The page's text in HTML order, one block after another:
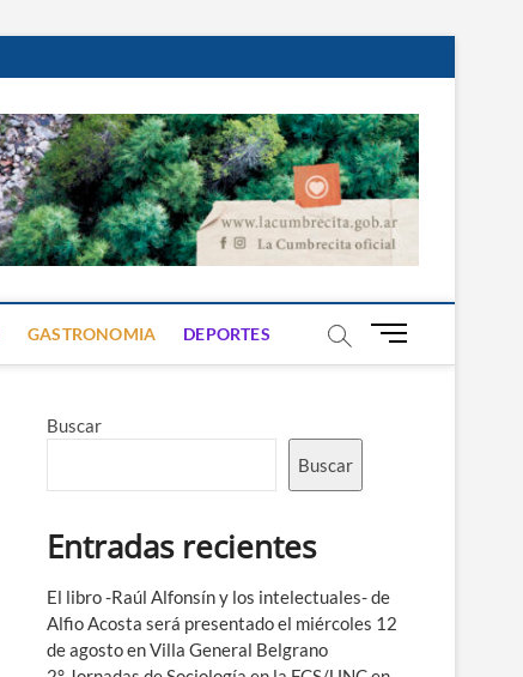
GASTRONOMIA DEPORTES
B
ú
Buscar
Buscar
Entradas recientes
El libro -Raúl Alfonsín y los intelectuales- de
Alfio Acosta será presentado el miércoles 12
de agosto en Villa General Belgrano